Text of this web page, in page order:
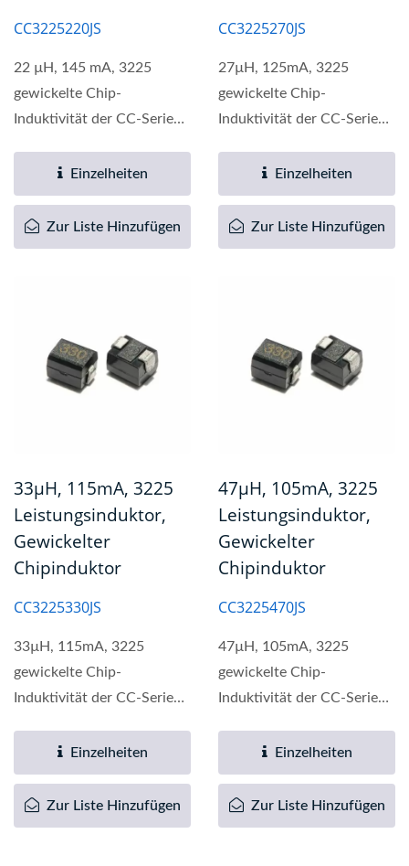
CC3225220JS
22 µH, 145 mA, 3225
gewickelte Chip-
Induktivität der CC-Serie
elektronische...Einzelheiten
Zur Liste Hinzufügen
CC3225270JS
27µH, 125mA, 3225
gewickelte Chip-
Induktivität der CC-Serie
elektronische...Einzelheiten
Zur Liste Hinzufügen
33µH, 115mA, 3225
Leistungsinduktor,
Gewickelter
Chipinduktor
CC3225330JS
33µH, 115mA, 3225
gewickelte Chip-
Induktivität der CC-Serie
elektronische...Einzelheiten
Zur Liste Hinzufügen
47µH, 105mA, 3225
Leistungsinduktor,
Gewickelter
Chipinduktor
CC3225470JS
47µH, 105mA, 3225
gewickelte Chip-
Induktivität der CC-Serie
elektronische...Einzelheiten
Zur Liste Hinzufügen